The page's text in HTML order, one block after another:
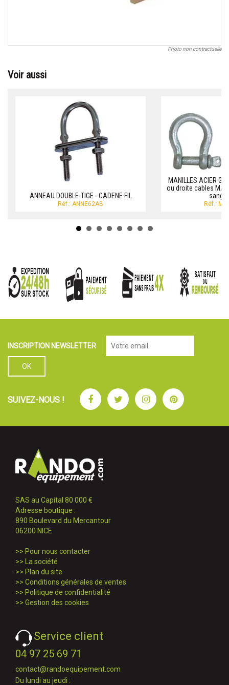
Photo non contractuelle
Voir aussi
ANNEAU DOUBLE-TIGE - CADENE FIL
Réf.: ANNE62AB
MANILLES ACIER
ou droite cables
Réf.:
INSCRIPTION NEWSLETTER
SUIVEZ-NOUS ! FacebookTwitterInstagramPinterest
SAS au Capital 80 000 €
Adresse boutique :
890 Boulevard du Mercantour
06200 NICE
>> Pour nous contacter
>>
La société
>> Plan du site
>> Conditions générales de ventes
>> Politique de confidentialité
>> Gestion des cookies
Service client
04 97 25 69 71
contact@randoequipement.com
Du lundi au jeudi :